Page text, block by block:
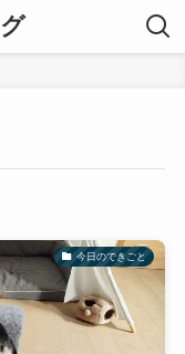
今日のできごと